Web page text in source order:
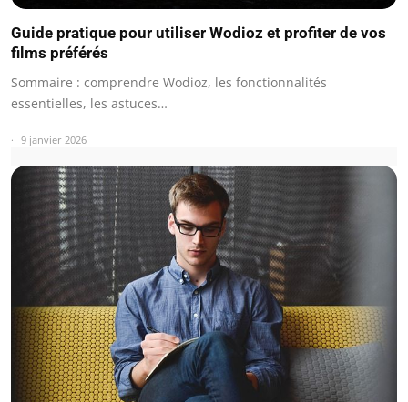
Guide pratique pour utiliser Wodioz et profiter de vos
films préférés
Sommaire : comprendre Wodioz, les fonctionnalités
essentielles, les astuces…
9 janvier 2026